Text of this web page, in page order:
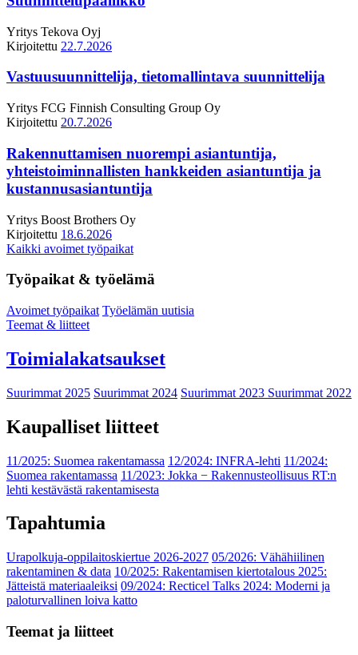
Yritys Tekova Oyj
Kirjoitettu 22.7.2026
Vastuusuunnittelija, tietomallintava suunnittelija
Yritys FCG Finnish Consulting Group Oy
Kirjoitettu 20.7.2026
Rakennuttamisen nuorempi asiantuntija,
yhteistoiminnallisten hankkeiden asiantuntija ja
kustannusasiantuntija
Yritys Boost Brothers Oy
Kirjoitettu 18.6.2026
Kaikki avoimet työpaikat
Työpaikat & työelämä
Avoimet työpaikat Työelämän uutisia
Teemat & liitteet
Toimialakatsaukset
Suurimmat 2025 Suurimmat 2024 Suurimmat 2023 Suurimmat 2022
Kaupalliset liitteet
11/2025: Suomea rakentamassa 12/2024: INFRA-lehti 11/2024:
Suomea rakentamassa 11/2023: Jokka − Rakennusteollisuus RT:n
lehti kestävästä rakentamisesta
Tapahtumia
Urapolkuja-oppilaitoskiertue 2026-2027 05/2026: Vähähiilinen
rakentaminen & data 10/2025: Rakentamisen kiertotalous 2025:
Jätteistä materiaaleiksi 09/2024: Recticel Talks 2024: Moderni ja
paloturvallinen loiva katto
Teemat ja liitteet